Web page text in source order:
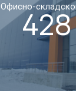
Офисно-